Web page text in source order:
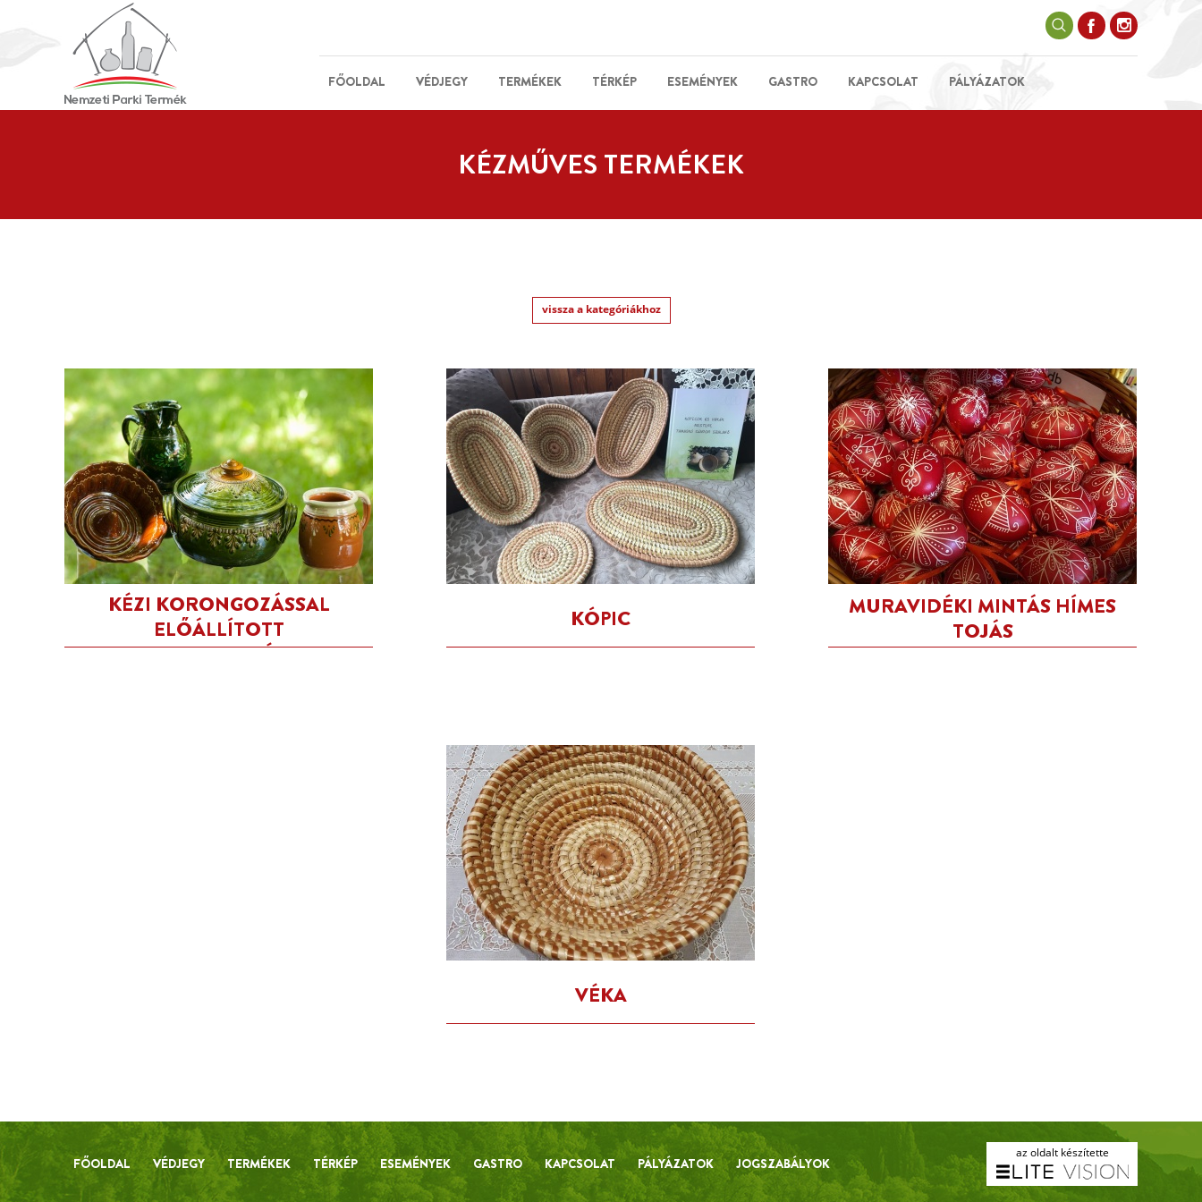
FŐOLDAL VÉDJEGY TERMÉKEK TÉRKÉP ESEMÉNYEK GASTRO KAPCSOLAT PÁLYÁZATOK
KÉZMŰVES TERMÉKEK
vissza a kategóriákhoz
KÉZI KORONGOZÁSSAL
ELŐÁLLÍTOTT
FAZEKASTERMÉKEK
KÓPIC
MURAVIDÉKI MINTÁS HÍMES
TOJÁS
VÉKA
FŐOLDAL VÉDJEGY TERMÉKEK TÉRKÉP ESEMÉNYEK GASTRO KAPCSOLAT PÁLYÁZATOK JOGSZABÁLYOK
az oldalt készítette